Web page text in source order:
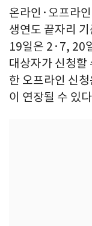
온라인·오프라
생연도 끝자리
19일은 2·7, 20
대상자가 신청할
한 오프라인 신
이 연장될 수 있